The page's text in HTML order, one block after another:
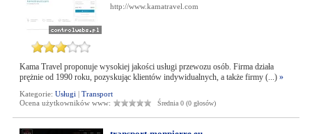
http://www.kamatravel.com
Kama Travel proponuje wysokiej jakości usługi przewozu osób. Firma działa
prężnie od 1990 roku, pozyskując klientów indywidualnych, a także firmy (...) »
Kategorie: Usługi | Transport
Ocena użytkowników www:
Średnia 0 (0 głosów)